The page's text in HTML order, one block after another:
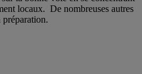
locaux. De nombreuses autres
préparation.